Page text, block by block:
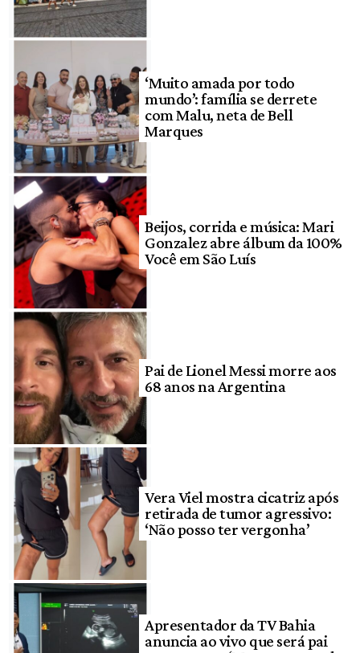
‘Muito amada por todo
mundo’: família se derrete
com Malu, neta de Bell
Marques
Beijos, corrida e música: Mari
Gonzalez abre álbum da 100%
Você em São Luís
Pai de Lionel Messi morre aos
68 anos na Argentina
Vera Viel mostra cicatriz após
retirada de tumor agressivo:
‘Não posso ter vergonha’
Apresentador da TV Bahia
anuncia ao vivo que será pai